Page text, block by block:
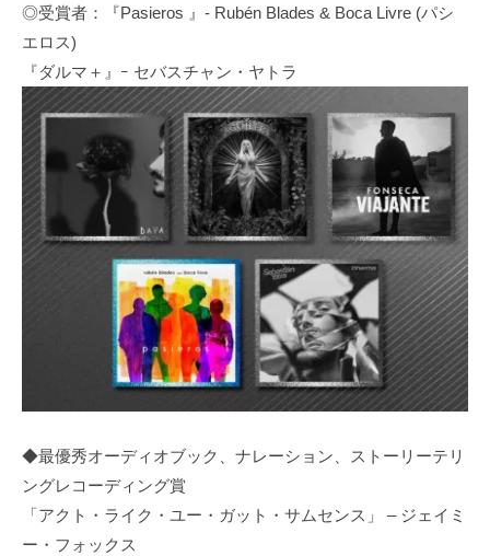
◎受賞者：『Pasieros 』- Rubén Blades & Boca Livre (パシ
エロス)
『ダルマ＋』ｰ セバスチャン・ヤトラ
◆最優秀オーディオブック、ナレーション、ストーリーテリ
ングレコーディング賞
「アクト・ライク・ユー・ガット・サムセンス」 – ジェイミ
ー・フォックス